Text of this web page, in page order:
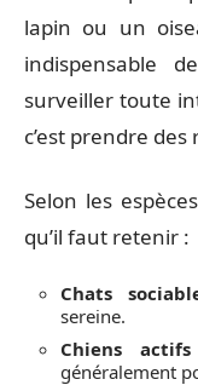
lapin ou un
indispensable
surveiller toute
c’est prendre
Selon les
qu’il faut retenir :
Chats
sereine.
Chiens actifs
généralement